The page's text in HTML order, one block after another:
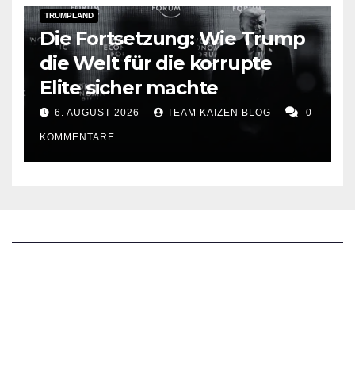
TRUMPLAND
Die Fortsetzung: Wie Trump
die Welt für die korrupte
Elite sicher machte
6. AUGUST 2026 TEAM KAIZEN BLOG 0
KOMMENTARE